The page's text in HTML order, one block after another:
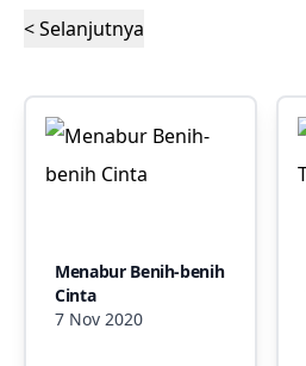
< Selanjutnya
Menabur Benih-benih
Cinta
7 Nov 2020